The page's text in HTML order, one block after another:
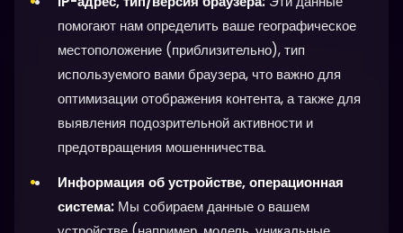
помогают нам определить ваше географическое
местоположение (приблизительно), тип
используемого вами браузера, что важно для
оптимизации отображения контента, а также для
выявления подозрительной активности и
предотвращения мошенничества.
Информация об устройстве, операционная
система: Мы собираем данные о вашем